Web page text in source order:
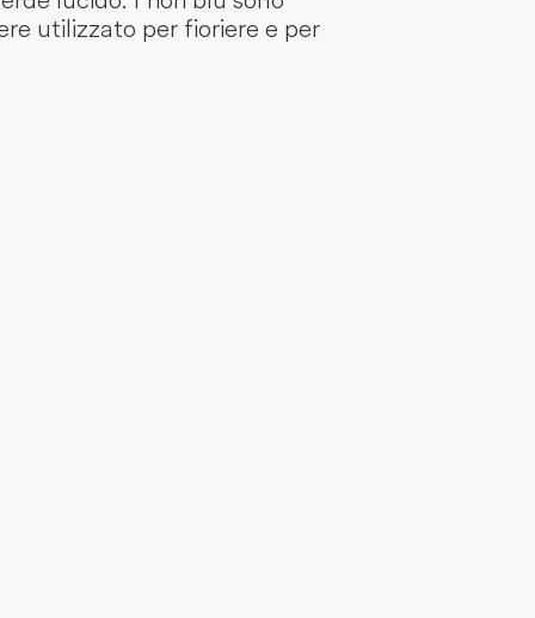
utilizzato per fioriere e per